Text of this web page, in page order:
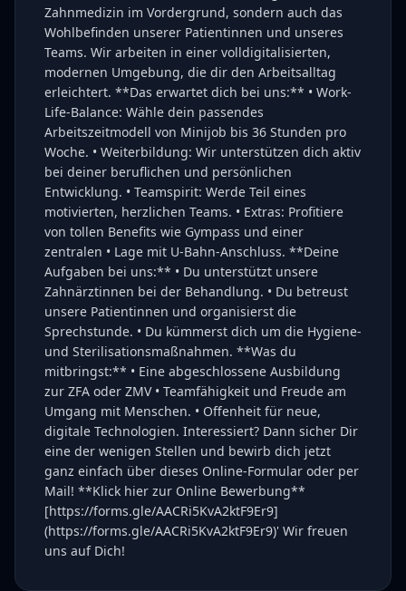
Zahnmedizin im Vordergrund, sondern auch das
Wohlbefinden unserer Patientinnen und unseres
Teams. Wir arbeiten in einer volldigitalisierten,
modernen Umgebung, die dir den Arbeitsalltag
erleichtert. **Das erwartet dich bei uns:** • Work-
Life-Balance: Wähle dein passendes
Arbeitszeitmodell von Minijob bis 36 Stunden pro
Woche. • Weiterbildung: Wir unterstützen dich aktiv
bei deiner beruflichen und persönlichen
Entwicklung. • Teamspirit: Werde Teil eines
motivierten, herzlichen Teams. • Extras: Profitiere
von tollen Benefits wie Gympass und einer
zentralen • Lage mit U-Bahn-Anschluss. **Deine
Aufgaben bei uns:** • Du unterstützt unsere
Zahnärztinnen bei der Behandlung. • Du betreust
unsere Patientinnen und organisierst die
Sprechstunde. • Du kümmerst dich um die Hygiene-
und Sterilisationsmaßnahmen. **Was du
mitbringst:** • Eine abgeschlossene Ausbildung
zur ZFA oder ZMV • Teamfähigkeit und Freude am
Umgang mit Menschen. • Offenheit für neue,
digitale Technologien. Interessiert? Dann sicher Dir
eine der wenigen Stellen und bewirb dich jetzt
ganz einfach über dieses Online-Formular oder per
Mail! **Klick hier zur Online Bewerbung**
[https://forms.gle/AACRi5KvA2ktF9Er9]
(https://forms.gle/AACRi5KvA2ktF9Er9)' Wir freuen
uns auf Dich!